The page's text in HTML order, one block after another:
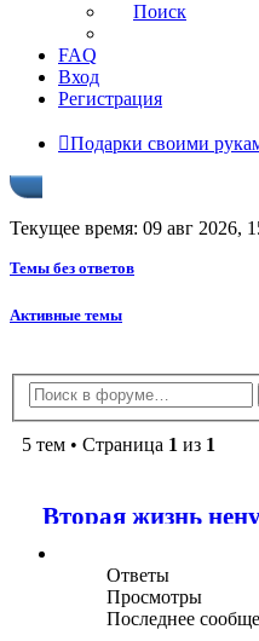
Поиск
FAQ
Вход
Регистрация
Подарки своими
Текущее время: 09 авг 2026,
Темы без ответов
Активные темы
5 тем • Страница 1 из 1
Вторая жизнь
Ответы
Просмотры
Последнее